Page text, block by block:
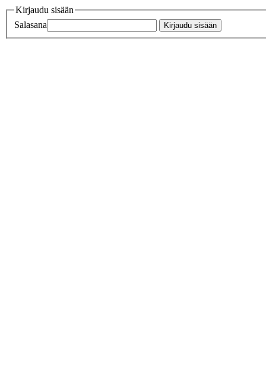
Kirjaudu sisään
Salasana